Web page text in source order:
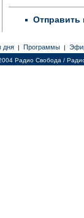
Отправить
дня | Программы |
Радио Свобода /